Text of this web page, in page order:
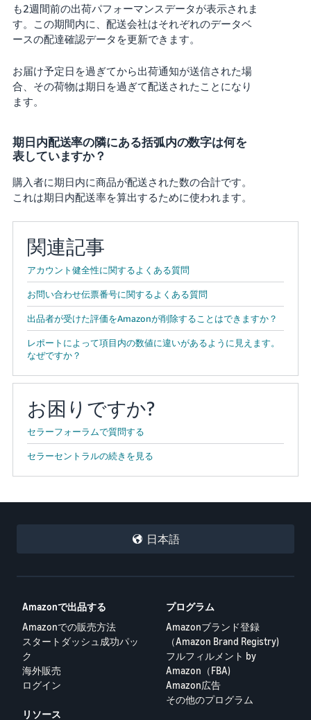
も2週間前の出荷パフォーマンスデータが表示されま
す。この期間内に、配送会社はそれぞれのデータベ
ースの配達確認データを更新できます。
お届け予定日を過ぎてから出荷通知が送信された場
合、その荷物は期日を過ぎて配送されたことになり
ます。
期日内配送率の隣にある括弧内の数字は何を
表していますか？
購入者に期日内に商品が配送された数の合計です。
これは期日内配送率を算出するために使われます。
関連記事
アカウント健全性に関するよくある質問
お問い合わせ伝票番号に関するよくある質問
出品者が受けた評価をAmazonが削除することはできますか？
レポートによって項目内の数値に違いがあるように見えます。
なぜですか？
お困りですか?
セラーフォーラムで質問する
セラーセントラルの続きを見る
日本語
Amazonで出品する
Amazonでの販売方法
スタートダッシュ成功パッ
ク
海外販売
ログイン
プログラム
Amazonブランド登録
（Amazon Brand Registry)
フルフィルメント by
Amazon（FBA)
Amazon広告
その他のプログラム
リソース